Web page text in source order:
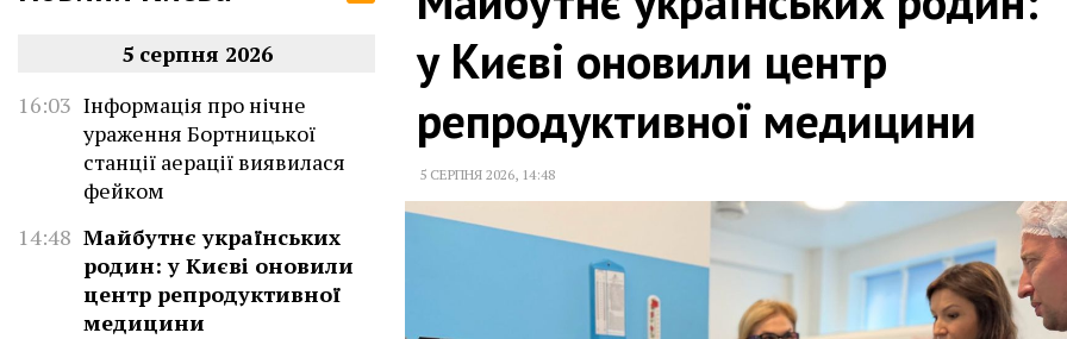
5 серпня 2026
16:03 Інформація про нічне
ураження Бортницької
станції аерації виявилася
фейком
14:48 Майбутнє українських
родин: у Києві оновили
центр репродуктивної
медицини
у Києві оновили центр
репродуктивної медицини
5 СЕРПНЯ 2026, 14:48